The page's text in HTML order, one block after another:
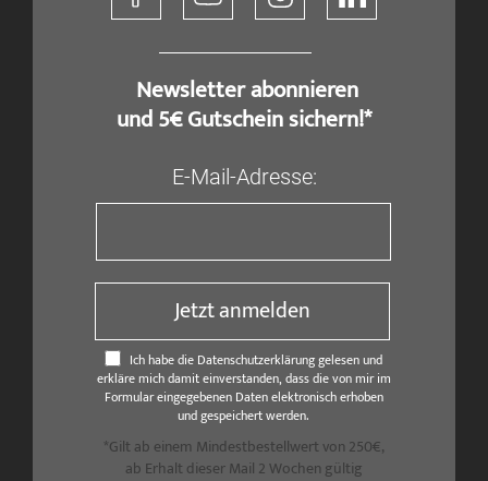
​ Newsletter abonnieren
und 5€ Gutschein sichern!*
E-Mail-Adresse:
Jetzt anmelden
Ich habe die Datenschutzerklärung gelesen und
erkläre mich damit einverstanden, dass die von mir im
Formular eingegebenen Daten elektronisch erhoben
und gespeichert werden.
*Gilt ab einem Mindestbestellwert von 250€,
ab Erhalt dieser Mail 2 Wochen gültig